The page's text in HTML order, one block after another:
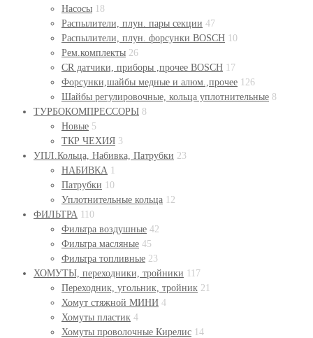
Насосы 18
Распылители, плун. пары секции 47
Распылители, плун. форсунки BOSСH 10
Рем.комплекты 26
СR датчики, приборы ,прочее BOSСH 17
Форсунки,шайбы медные и алюм.,прочее 126
Шайбы регулировочные, кольца уплотнительные 8
ТУРБОКОМПРЕССОРЫ 8
Новые 5
ТКР ЧЕХИЯ 3
УПЛ.Кольца, Набивка, Патрубки 23
НАБИВКА 1
Патрубки 10
Уплотнительные кольца 12
ФИЛЬТРА 110
Фильтра воздушные 42
Фильтра масляные 45
Фильтра топливные 23
ХОМУТЫ, переходники, тройники 117
Переходник, угольник, тройник 21
Хомут стяжной МИНИ 4
Хомуты пластик 4
Хомуты проволочные Кирелис 14